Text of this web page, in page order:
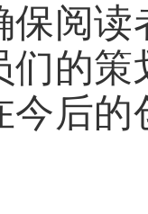
保阅
们的
今后